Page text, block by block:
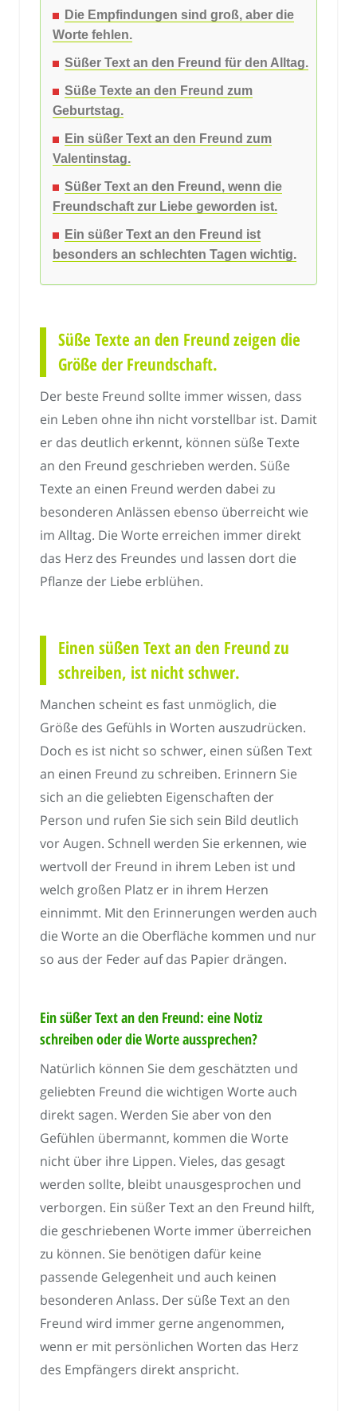
Die Empfindungen sind groß, aber die
Worte fehlen.
Süßer Text an den Freund für den Alltag.
Süße Texte an den Freund zum
Geburtstag.
Ein süßer Text an den Freund zum
Valentinstag.
Süßer Text an den Freund, wenn die
Freundschaft zur Liebe geworden ist.
Ein süßer Text an den Freund ist
besonders an schlechten Tagen wichtig.
Süße Texte an den Freund zeigen die
Größe der Freundschaft.
Der beste Freund sollte immer wissen, dass
ein Leben ohne ihn nicht vorstellbar ist. Damit
er das deutlich erkennt, können süße Texte
an den Freund geschrieben werden. Süße
Texte an einen Freund werden dabei zu
besonderen Anlässen ebenso überreicht wie
im Alltag. Die Worte erreichen immer direkt
das Herz des Freundes und lassen dort die
Pflanze der Liebe erblühen.
Einen süßen Text an den Freund zu
schreiben, ist nicht schwer.
Manchen scheint es fast unmöglich, die
Größe des Gefühls in Worten auszudrücken.
Doch es ist nicht so schwer, einen süßen Text
an einen Freund zu schreiben. Erinnern Sie
sich an die geliebten Eigenschaften der
Person und rufen Sie sich sein Bild deutlich
vor Augen. Schnell werden Sie erkennen, wie
wertvoll der Freund in ihrem Leben ist und
welch großen Platz er in ihrem Herzen
einnimmt. Mit den Erinnerungen werden auch
die Worte an die Oberfläche kommen und nur
so aus der Feder auf das Papier drängen.
Ein süßer Text an den Freund: eine Notiz
schreiben oder die Worte aussprechen?
Natürlich können Sie dem geschätzten und
geliebten Freund die wichtigen Worte auch
direkt sagen. Werden Sie aber von den
Gefühlen übermannt, kommen die Worte
nicht über ihre Lippen. Vieles, das gesagt
werden sollte, bleibt unausgesprochen und
verborgen. Ein süßer Text an den Freund hilft,
die geschriebenen Worte immer überreichen
zu können. Sie benötigen dafür keine
passende Gelegenheit und auch keinen
besonderen Anlass. Der süße Text an den
Freund wird immer gerne angenommen,
wenn er mit persönlichen Worten das Herz
des Empfängers direkt anspricht.